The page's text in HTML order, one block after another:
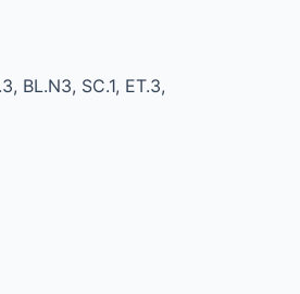
BL.N3, SC.1, ET.3,